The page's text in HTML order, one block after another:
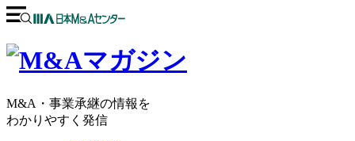
M&A・事業承継の情報を
わかりやすく発信